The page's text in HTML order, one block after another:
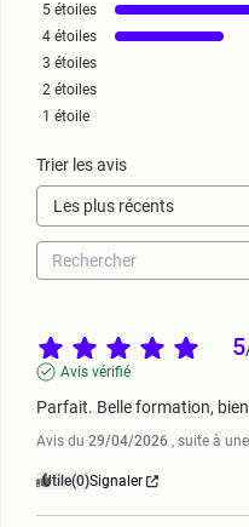
5 étoiles
4 étoiles
3 étoiles
2 étoiles
1 étoile
Trier les avis
5
Avis vérifié
Parfait. Belle formation,
Avis du 29/04/2026 , suite à
Utile(0)Signaler